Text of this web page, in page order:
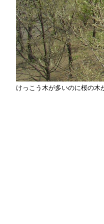
けっこう木が多いのに桜の木